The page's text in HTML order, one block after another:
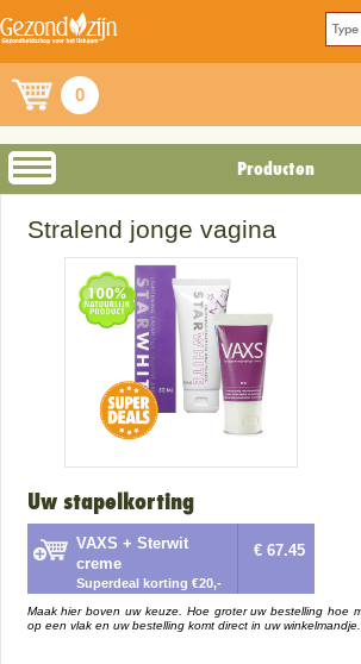
0
Producten
Stralend jonge vagina
Uw stapelkorting
VAXS + Sterwit
creme
Superdeal korting €20,-
€ 67.45
Maak hier boven uw keuze. Hoe groter uw bestelling hoe
op een vlak en uw bestelling komt direct in uw winkelmandje.